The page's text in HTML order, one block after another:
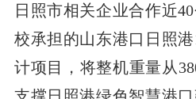
日照市相关企业合作近
校承担的山东港口日照
计项目，将整机重量从